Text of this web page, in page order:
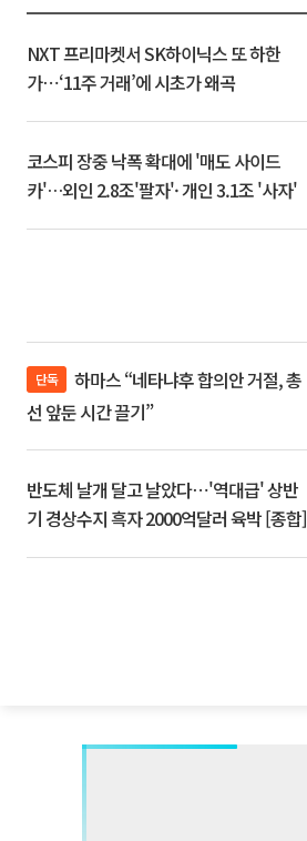
NXT 프리마켓서 SK하이닉스 또 하한
가⋯‘11주 거래’에 시초가 왜곡
코스피 장중 낙폭 확대에 '매도 사이드
카'…외인 2.8조'팔자'· 개인 3.1조 '사자'
단독
선 앞둔 시간 끌기”
반도체 날개 달고 날았다⋯'역대급' 상반
기 경상수지 흑자 2000억달러 육박 [종합]